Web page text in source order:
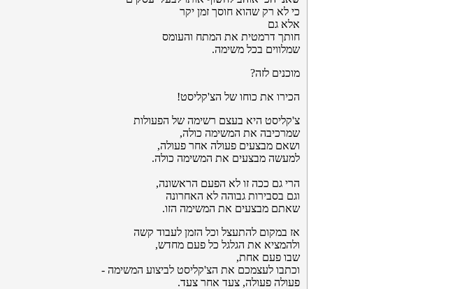
כי לא רק שהוא חוסך זמן יקר
אלא גם
חותך דרמטית את המתח והעומס
שמלווים בכל משימה.
מוכנים לזה?
הכירו את כוחו של הצ'קליסט!
צ'קליסט היא בעצם רשימה של הפעולות
שמרכיבה את המשימה כולה,
ושאם מבצעים פעולה אחר פעולה,
למעשה מבצעים את המשימה כולה.
הרי גם ככה זו לא הפעם הראשונה,
וגם בסבירות גבוהה לא האחרונה
שאתם מבצעים את המשימה הזו.
אז במקום להתעצל וכל הזמן לעבוד קשה
ולהמציא את הגלגל כל פעם מחדש,
שבו פעם אחת,
וכתבו לעצמכם את הצ'קליסט לביצוע המשימה -
פעולה פעולה, צעד אחר צעד.